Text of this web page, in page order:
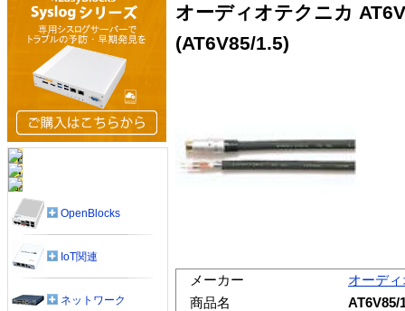
オーディオテクニカ
(AT6V85/1.5)
メーカー
オーデ
商品名
AT6V85/
OpenBlocks
IoT関連
ネットワーク